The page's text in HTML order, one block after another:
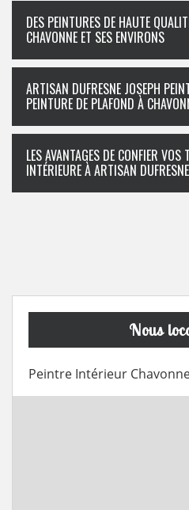
DES PEINTURES DE HAUTE
CHAVONNE ET SES ENVIRONS
ARTISAN DUFRESNE JOSEPH
PEINTURE DE PLAFOND À
LES AVANTAGES DE CONFIER
INTÉRIEURE À ARTISAN
Nous
Peintre Intérieur